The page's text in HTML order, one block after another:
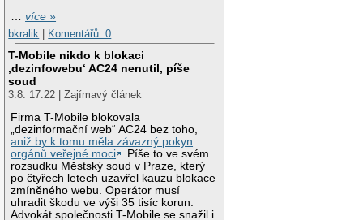
…více »
bkralik
Komentářů: 0
T-Mobile nikdo k blokaci
‚dezinfowebu‘ AC24 nenutil, píše
soud
3.8. 17:22 | Zajímavý článek
Firma T-Mobile blokovala
„dezinformační web“ AC24 bez toho,
aniž by k tomu měla závazný pokyn
orgánů veřejné moci . Píše to ve svém
rozsudku Městský soud v Praze, který
po čtyřech letech uzavřel kauzu blokace
zmíněného webu. Operátor musí
uhradit škodu ve výši 35 tisíc korun.
Advokát společnosti T-Mobile se snažil i